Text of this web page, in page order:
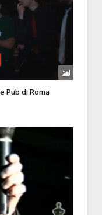
Pub di Roma